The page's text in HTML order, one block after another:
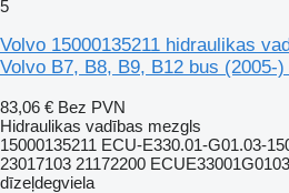
5
Volvo 15000135211 hidraulikas
Volvo B7, B8, B9, B12 bus (2005-
83,06 € Bez PVN
Hidraulikas vadības mezgls
15000135211 ECU-E330.01-G01.03-
23017103 21172200
dīzeļdegviela